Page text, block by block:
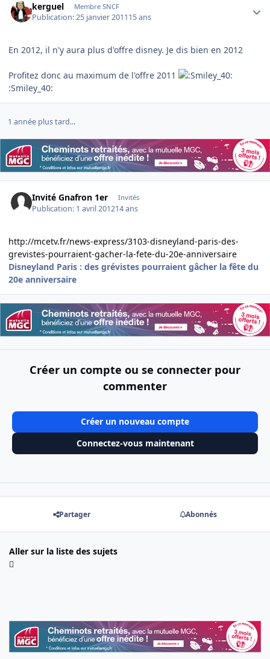
kerguel Membre SNCF
Publication:25 janvier 201115 ans
En 2012, il n'y aura plus d'offre disney. Je dis bien en 2012
Profitez donc au maximum de l'offre 2011
:Smiley_40:
1 année plus tard...
Invité Gnafron 1er Invités
Publication: 1 avril 201214 ans
http://mcetv.fr/news-express/3103-disneyland-paris-des-
grevistes-pourraient-gacher-la-fete-du-20e-anniversaire
Disneyland Paris : des grévistes pourraient gâcher la fête du
20e anniversaire
Créer un compte ou se connecter pour
commenter
Créer un nouveau compte
Connectez-vous maintenant
Partager Abonnés
Aller sur la liste des sujets